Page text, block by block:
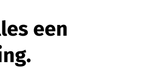
een